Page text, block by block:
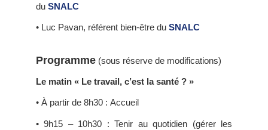
du SNALC
• Luc Pavan, référent bien-être du SNALC
Programme (sous réserve de modifications)
Le matin « Le travail, c’est la santé ? »
• À partir de 8h30 : Accueil
• 9h15 – 10h30 : Tenir au quotidien (gérer les